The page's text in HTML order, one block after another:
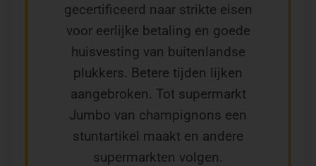
gecertificeerd naar strikte eisen
voor eerlijke betaling en goede
huisvesting van buitenlandse
plukkers. Betere tijden lijken
aangebroken. Tot supermarkt
Jumbo van champignons een
stuntartikel maakt en andere
supermarkten volgen.